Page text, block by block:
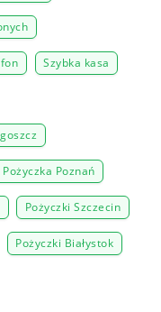
Szybka kasa
Pożyczka Poznań
Pożyczki Szczecin
Pożyczki Białystok